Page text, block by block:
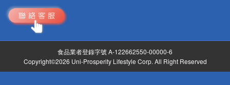
食品業者登錄字號 A-122662550-00000-6
Copyright©2026 Uni-Prosperity Lifestyle Corp. All Right Reserved